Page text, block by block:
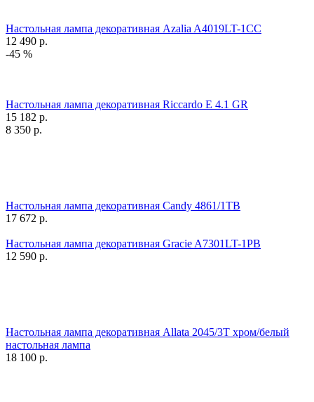
Настольная лампа декоративная Azalia A4019LT-1CC
12 490 р.
-45 %
Настольная лампа декоративная Riccardo E 4.1 GR
15 182 р.
8 350 р.
Настольная лампа декоративная Candy 4861/1TB
17 672 р.
Настольная лампа декоративная Gracie A7301LT-1PB
12 590 р.
Настольная лампа декоративная Allata 2045/3T хром/белый
настольная лампа
18 100 р.